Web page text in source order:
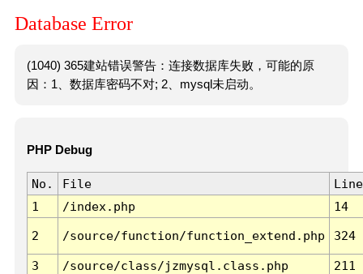
Database Error
(1040) 365建站错误警告：连接数据库失败，可能的原
因：1、数据库密码不对; 2、mysql未启动。
PHP Debug
No. File
Line
1
/index.php 14
2 /source/function/function_extend.php 324
3 /source/class/jzmysql.class.php
211